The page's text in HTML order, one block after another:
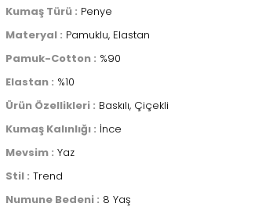
Kumaş Türü : Penye
Materyal : Pamuklu, Elastan
Pamuk-Cotton : %90
Elastan : %10
Ürün Özellikleri : Baskılı, Çiçekli
Kumaş Kalınlığı : İnce
Mevsim : Yaz
Stil : Trend
Numune Bedeni : 8 Yaş